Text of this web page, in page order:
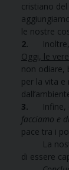
cristiano
le nostre
2. Inoltre,
Oggi, le
non odiare,
per la vita
3. Infine,
facciamo e
pace tra i
La
di essere